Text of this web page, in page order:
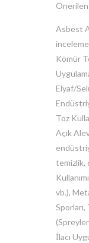
Asbest
Kömür
Elyaf/
Toz
Açık
temizlik,
vb.),
İlacı